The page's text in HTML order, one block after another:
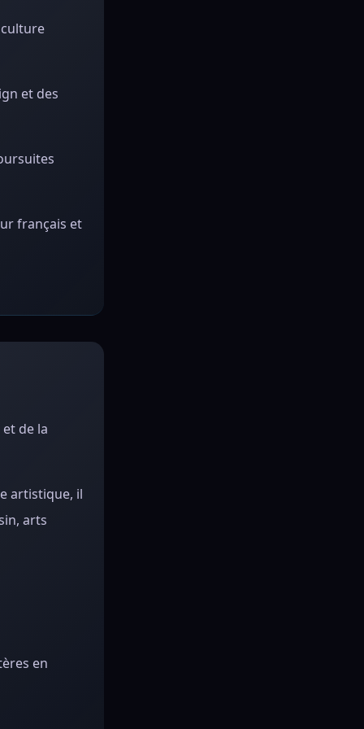
et des
français et
de la
artistique, il
arts
en